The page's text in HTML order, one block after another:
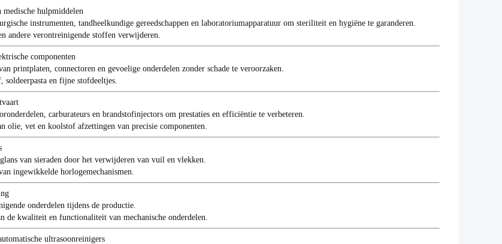
medische hulpmiddelen
instrumenten, tandheelkundige gereedschappen en laboratoriumapparatuur om steriliteit en hygiëne te garanderen.
andere verontreinigende stoffen verwijderen.
componenten
printplaten, connectoren en gevoelige onderdelen zonder schade te veroorzaken.
soldeerpasta en fijne stofdeeltjes.
carburateurs en brandstofinjectors om prestaties en efficiëntie te verbeteren.
olie, vet en koolstof afzettingen van precisie componenten.
van sieraden door het verwijderen van vuil en vlekken.
ingewikkelde horlogemechanismen.
onderdelen tijdens de productie.
de kwaliteit en functionaliteit van mechanische onderdelen.
ultrasoonreinigers